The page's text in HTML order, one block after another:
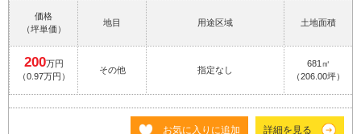
価格
（坪単価）
地目 用途区域 土地面積
200万円
（0.97万円）
その他 指定なし
681㎡
（206.00坪）
お気に入りに追加 詳細を見る